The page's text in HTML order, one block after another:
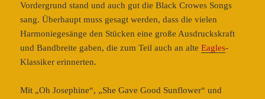
Vordergrund stand und auch gut die Black Crowes Songs
sang. Überhaupt muss gesagt werden, dass die vielen
Harmoniegesänge den Stücken eine große Ausdruckskraft
und Bandbreite gaben, die zum Teil auch an alteEagles-
Klassiker erinnerten.
Mit „Oh Josephine“, „She Gave Good Sunflower“ und